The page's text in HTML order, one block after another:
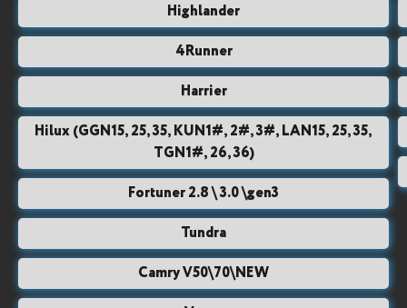
Highlander
4Runner
Harrier
Hilux (GGN15, 25, 35, KUN1#, 2#, 3#, LAN15, 25, 35,
TGN1#, 26, 36)
Fortuner 2.8 \ 3.0 \gen3
Tundra
Camry V50\70\NEW